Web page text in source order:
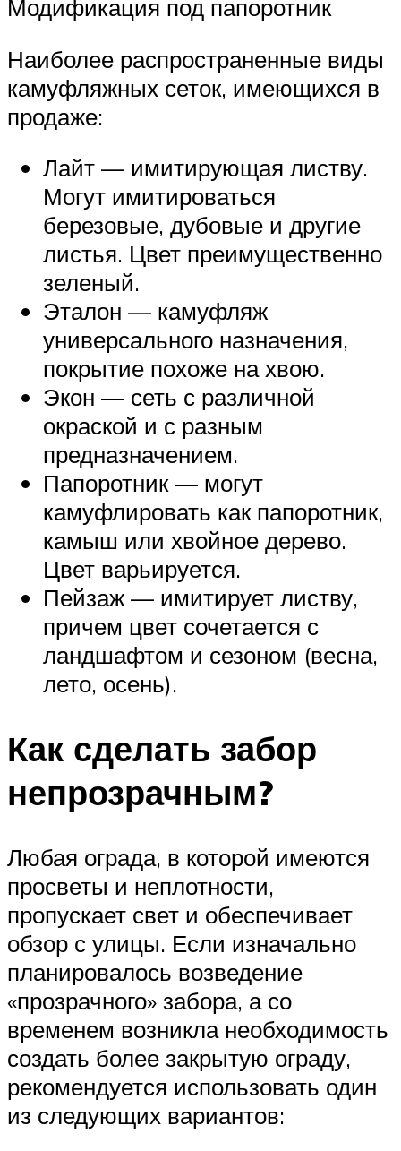
Модификация под папоротник
Наиболее распространенные виды
камуфляжных сеток, имеющихся в
продаже:
Лайт — имитирующая листву.
Могут имитироваться
березовые, дубовые и другие
листья. Цвет преимущественно
зеленый.
Эталон — камуфляж
универсального назначения,
покрытие похоже на хвою.
Экон — сеть с различной
окраской и с разным
предназначением.
Папоротник — могут
камуфлировать как папоротник,
камыш или хвойное дерево.
Цвет варьируется.
Пейзаж — имитирует листву,
причем цвет сочетается с
ландшафтом и сезоном (весна,
лето, осень).
Как сделать забор
непрозрачным?
Любая ограда, в которой имеются
просветы и неплотности,
пропускает свет и обеспечивает
обзор с улицы. Если изначально
планировалось возведение
«прозрачного» забора, а со
временем возникла необходимость
создать более закрытую ограду,
рекомендуется использовать один
из следующих вариантов: